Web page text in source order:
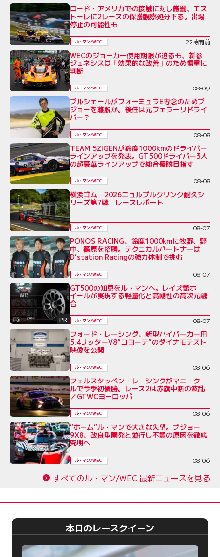
ロード・アメリカでの接触に対し厳罰、エス
トーレに2レースの保護観察処分下る。出場
停止の可能性も
ル・マン/WEC 22時間前
WECのジョーカー使用期限が迫るも、新参
ジェネシスは「効果的な改善」のため慎重に
判断
ル・マン/WEC 08-09
プルシェールがフォーミュラE専念のためプ
ジョーを離脱か。後任は元フェラーリドライ
バー？
ル・マン/WEC 08-08
TEAM 5ZIGENが鈴鹿1000kmのドライバー
ラインアップを発表。GT500ドライバー3人
の超豪華ラインアップで総合優勝目指す
ル・マン/WEC 08-08
横浜ゴム 2026ニュルブルクリンク耐久シ
リーズ第7戦 レースレポート
ル・マン/WEC 08-07
PONOS RACING、鈴鹿1000kmに牧野、野
中、篠原を招聘。テクニカルパートナーは
D’station Racingの強力体制で挑む
ル・マン/WEC 08-07
PR
GT500の知見をル・マンへ。レイズ製ホ
イールが実現する軽量化と高剛性の高次元融
合
ル・マン/WEC 08-07
フォード・レーシング、新型ハイパーカー用
5.4リッターV8“コヨーテ”のダイナモテスト
映像を公開
ル・マン/WEC 08-06
フェルスタッペン・レーシングがマニ・クー
ルで今季初優勝。レース2は赤旗中断の波乱
／GTWCヨーロッパ
ル・マン/WEC 08-06
“ホーム”ル・マンで大きな失望。プジョー
9X8、改良型開発と並行し不調の原因を徹底
究明へ
ル・マン/WEC 08-06
すべてのル・マン/WEC 最新ニュースを見る
本日のレースクイーン